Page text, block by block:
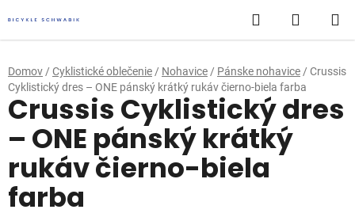
na
obsah
Hľadať
KOŠÍK
Domov / Cyklistické oblečenie / Nohavice / Pánske nohavice / Crussis
Cyklistický dres – ONE pánský krátký rukáv čierno-biela farba
Crussis Cyklistický dres
– ONE pánský krátký
rukáv čierno-biela
farba